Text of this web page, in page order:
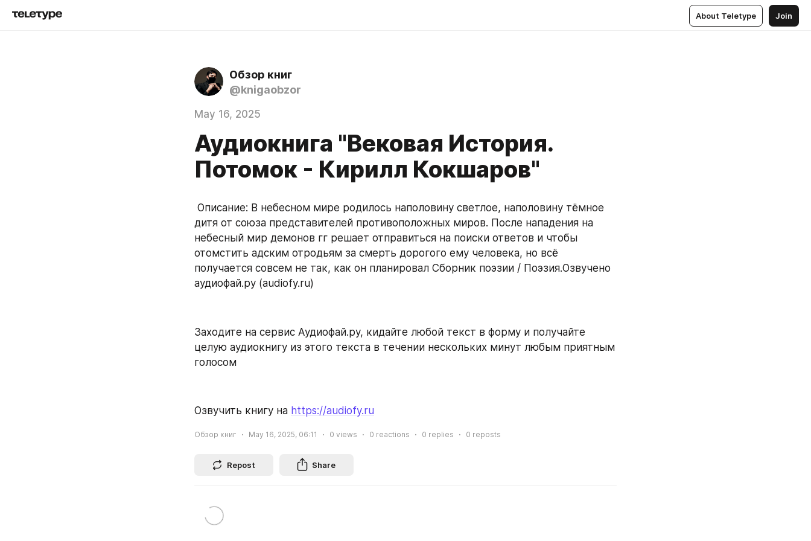
About Teletype Join
Обзор книг
@knigaobzor
May 16, 2025
Аудиокнига "Вековая История.
Потомок - Кирилл Кокшаров"
дитя от союза представителей противоположных миров. После нападения на
небесный мир демонов гг решает отправиться на поиски ответов и чтобы
отомстить адским отродьям за смерть дорогого ему человека, но всё
получается совсем не так, как он планировал Сборник поэзии / Поэзия.Озвучено
аудиофай.ру (audiofy.ru)
Заходите на сервис Аудиофай.ру, кидайте любой текст в форму и получайте
целую аудиокнигу из этого текста в течении нескольких минут любым приятным
голосом
Озвучить книгу на https://audiofy.ru
Обзор книг May 16, 2025, 06:11 0 views 0 reactions 0 replies 0 reposts
Repost Share